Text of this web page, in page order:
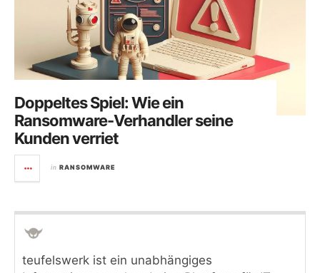
Doppeltes Spiel: Wie ein
Ransomware-Verhandler seine
Kunden verriet
in RANSOMWARE
teufelswerk ist ein unabhängiges